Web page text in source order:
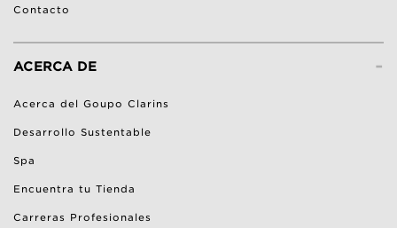
Contacto
-
ACERCA DE
Acerca del Goupo Clarins
Desarrollo Sustentable
Spa
Encuentra tu Tienda
Carreras Profesionales